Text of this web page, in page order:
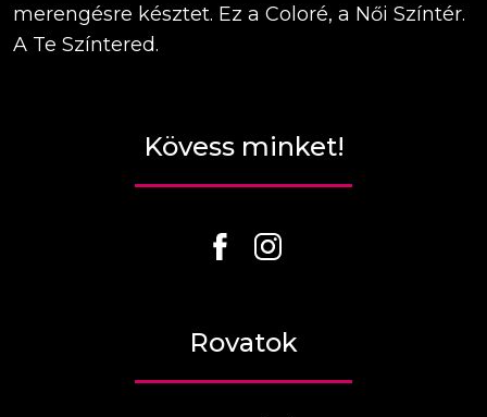
merengésre késztet. Ez a Coloré, a Női Színtér.
A Te Színtered.
Kövess minket!
Rovatok